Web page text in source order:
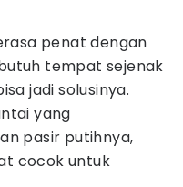
penat dengan
tempat sejenak
jadi solusinya.
yang
pasir putihnya,
cocok untuk